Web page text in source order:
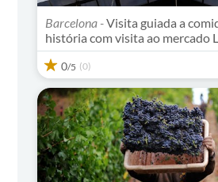
Barcelona -Visita guiada a
história com visita ao mercado
0/5 (0)